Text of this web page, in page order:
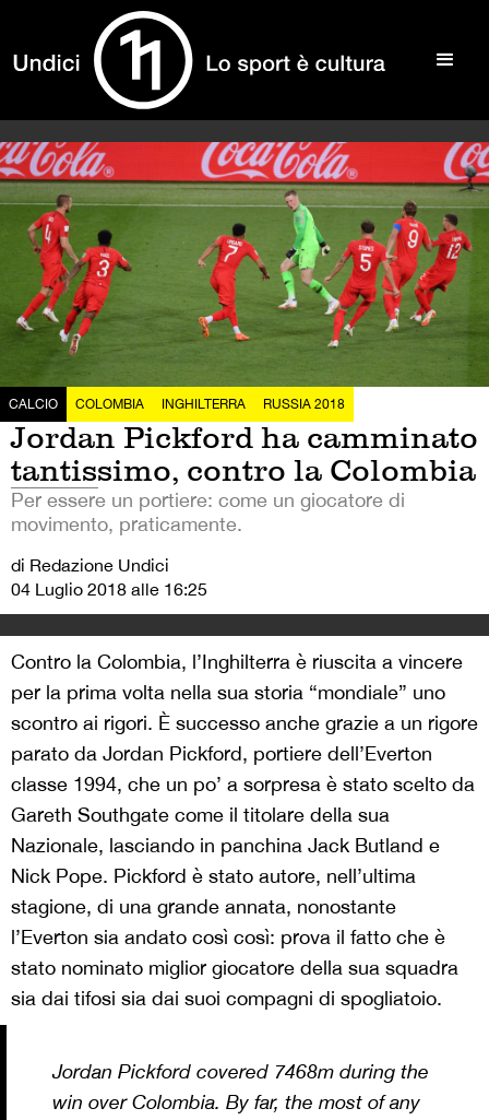
CALCIO COLOMBIA INGHILTERRA RUSSIA 2018
Jordan Pickford ha camminato
tantissimo, contro la Colombia
Per essere un portiere: come un giocatore di
movimento, praticamente.
di Redazione Undici
04 Luglio 2018 alle 16:25
Contro la Colombia, l’Inghilterra è riuscita a vincere
per la prima volta nella sua storia “mondiale” uno
scontro ai rigori. È successo anche grazie a un rigore
parato da Jordan Pickford, portiere dell’Everton
classe 1994, che un po’ a sorpresa è stato scelto da
Gareth Southgate come il titolare della sua
Nazionale, lasciando in panchina Jack Butland e
Nick Pope. Pickford è stato autore, nell’ultima
stagione, di una grande annata, nonostante
l’Everton sia andato così così: prova il fatto che è
stato nominato miglior giocatore della sua squadra
sia dai tifosi sia dai suoi compagni di spogliatoio.
Jordan Pickford covered 7468m during the
win over Colombia. By far, the most of any